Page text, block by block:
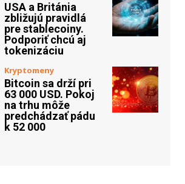
USA a Británia
zbližujú pravidlá
pre stablecoiny.
Podporiť chcú aj
tokenizáciu
Kryptomeny
Bitcoin sa drží pri
63 000 USD. Pokoj
na trhu môže
predchádzať pádu
k 52 000